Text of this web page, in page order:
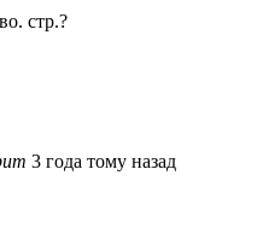
стр.?
3 года тому назад